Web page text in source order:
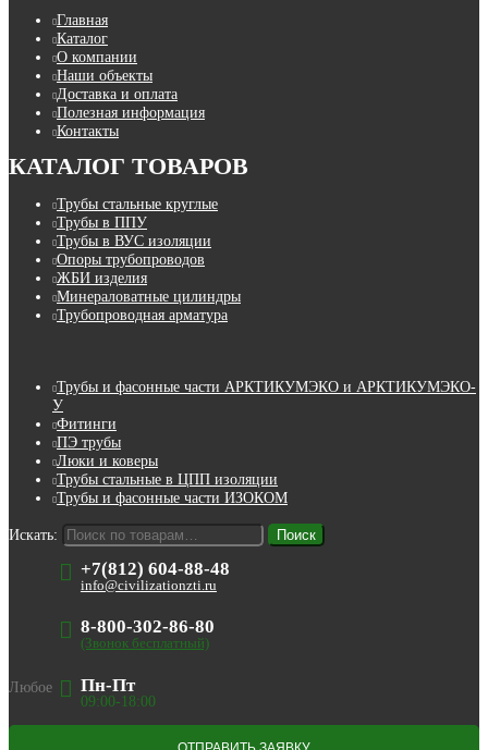
Главная
Каталог
О компании
Наши объекты
Доставка и оплата
Полезная информация
Контакты
КАТАЛОГ ТОВАРОВ
Трубы стальные круглые
Трубы в ППУ
Трубы в ВУС изоляции
Опоры трубопроводов
ЖБИ изделия
Минераловатные цилиндры
Трубопроводная арматура
Трубы и фасонные части АРКТИКУМЭКО и АРКТИКУМЭКО-
У
Фитинги
ПЭ трубы
Люки и коверы
Трубы стальные в ЦПП изоляции
Трубы и фасонные части ИЗОКОМ
Искать: Поиск
+7(812) 604-88-48
info@civilizationzti.ru
8-800-302-86-80
(Звонок бесплатный)
Пн-Пт
09:00-18:00
Любое